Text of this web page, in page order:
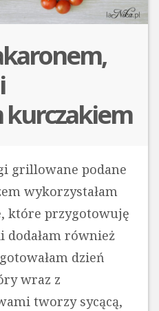
grillowane podane
wykorzystałam
które przygotowuję
dodałam również
dzień
wraz z
tworzy sycącą,